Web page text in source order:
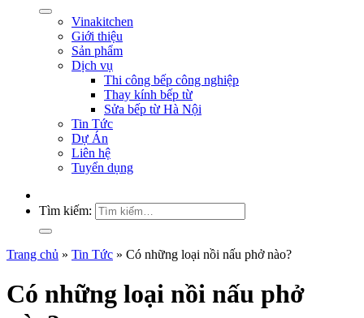
Vinakitchen
Giới thiệu
Sản phẩm
Dịch vụ
Thi công bếp công nghiệp
Thay kính bếp từ
Sửa bếp từ Hà Nội
Tin Tức
Dự Án
Liên hệ
Tuyển dụng
Tìm kiếm:
Trang chủ » Tin Tức » Có những loại nồi nấu phở nào?
Có những loại nồi nấu phở